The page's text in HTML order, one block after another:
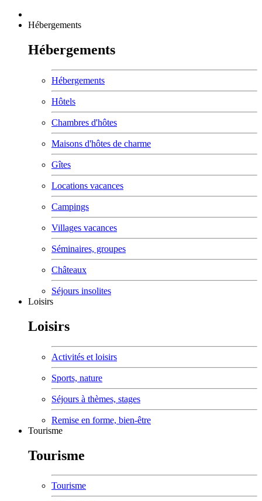
Hébergements
Hébergements
Hébergements
Hôtels
Chambres d'hôtes
Maisons d'hôtes de charme
Gîtes
Locations vacances
Campings
Villages vacances
Séminaires, groupes
Châteaux
Séjours insolites
Loisirs
Loisirs
Activités et loisirs
Sports, nature
Séjours à thèmes, stages
Remise en forme, bien-être
Tourisme
Tourisme
Tourisme